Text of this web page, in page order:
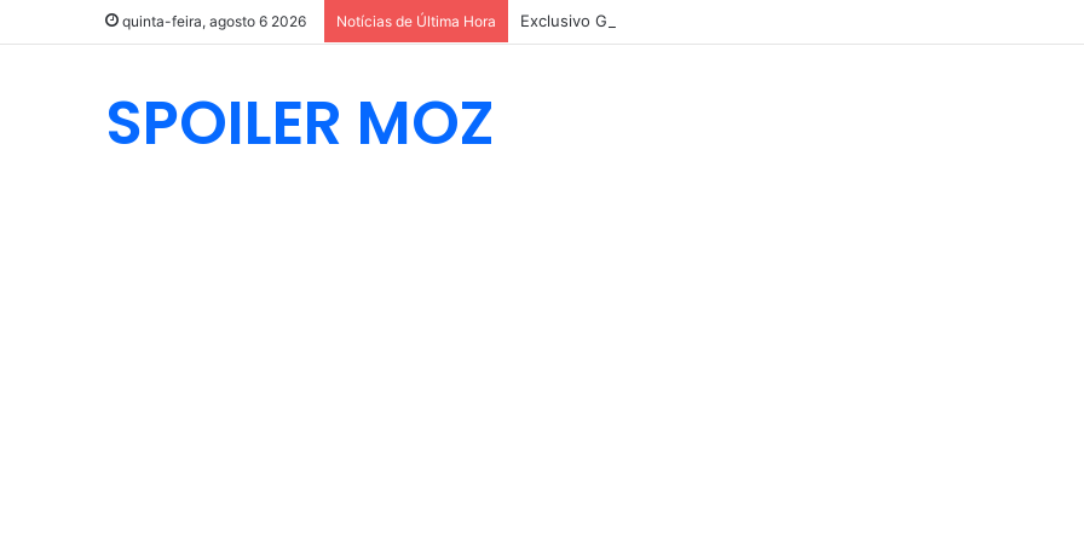
quinta-feira, agosto 6 2026 Notícias de Última Hora
SPOILER MOZ